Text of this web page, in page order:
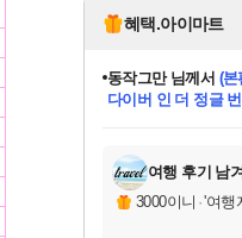
혜택.아이마트
당첨되셨습니다.
당첨되셨습니다.
당첨되셨습니다.
동작그만 님께서 (
다이버 인 더 정글
에디션 (스팀코드)
당첨되셨습니다.
당첨되셨습니다.
당첨되셨습니다.
당첨되셨습니다.
여행 후기 남
3000이니 ·'여행